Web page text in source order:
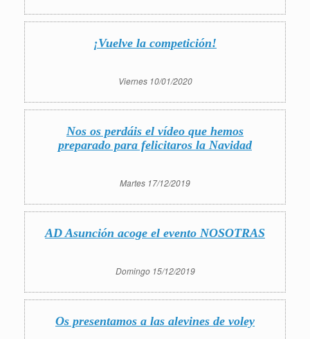
¡Vuelve la competición!
Viernes 10/01/2020
Nos os perdáis el vídeo que hemos
preparado para felicitaros la Navidad
Martes 17/12/2019
AD Asunción acoge el evento NOSOTRAS
Domingo 15/12/2019
Os presentamos a las alevines de voley